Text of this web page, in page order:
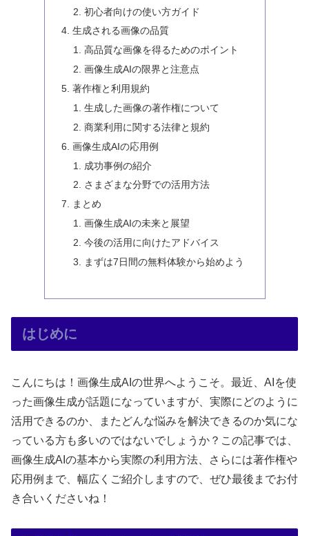
初心者向けの使い方ガイド
生成される画像の品質
高品質な画像を得るためのポイント
画像生成AIの限界と注意点
著作権と利用規約
生成した画像の著作権について
商業利用に関する法律と規約
画像生成AIの応用例
成功事例の紹介
さまざまな分野での活用方法
まとめ
画像生成AIの未来と展望
今後の活用に向けたアドバイス
まずは7日間の無料体験から始めよう
はじめに
こんにちは！画像生成AIの世界へようこそ。最近、AIを使
った画像生成が話題になっていますが、実際にどのように
活用できるのか、またどんな悩みを解決できるのか気にな
っている方も多いのではないでしょうか？この記事では、
画像生成AIの基本から実際の利用方法、さらには著作権や
応用例まで、幅広くご紹介しますので、ぜひ最後までお付
き合いくださいね！